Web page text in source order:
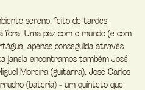
sereno, feito de tardes
Uma paz com o mundo (e com
apenas conseguida através
janela encontramos também José
Moreira (guitarra), José Carlos
(bateria) - um quinteto que